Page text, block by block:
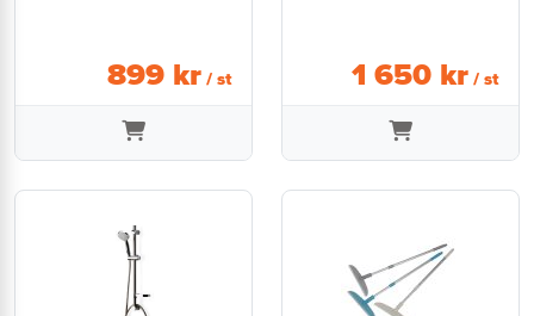
899 kr / st 1 650 kr / st